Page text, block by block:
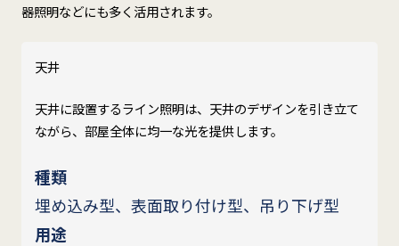
器照明などにも多く活用されます。
天井
天井に設置するライン照明は、天井のデザインを引き立て
ながら、部屋全体に均一な光を提供します。
種類
埋め込み型、表面取り付け型、吊り下げ型
用途